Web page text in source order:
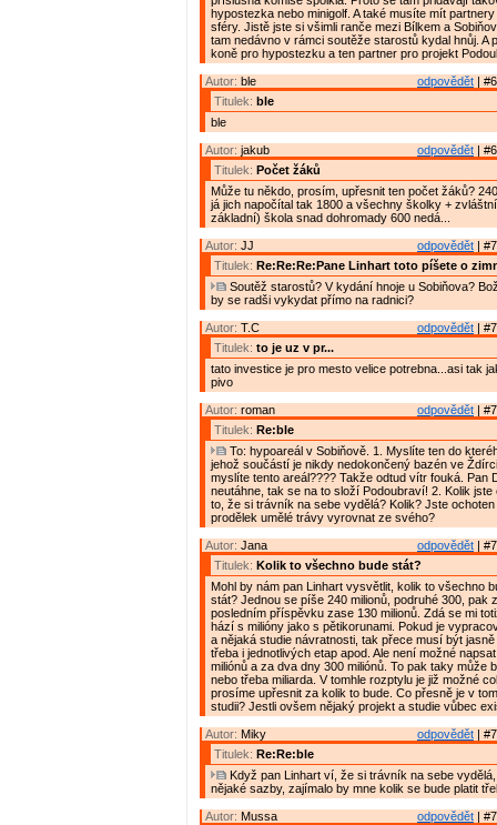
hypostezka nebo minigolf. A také musíte mít
sféry. Jistě jste si všimli ranče mezi Bílkem a
tam nedávno v rámci soutěže starostů kydal hnůj. A
koně pro hypostezku a ten partner pro projekt
odpovědět |
Autor: ble
Titulek: ble
ble
odpovědět |
Autor: jakub
Titulek: Počet žáků
Může tu někdo, prosím, upřesnit ten počet žáků?
já jich napočítal tak 1800 a všechny školky +
základní) škola snad dohromady 600 nedá...
odpovědět |
Autor: JJ
Titulek: Re:Re:Re:Pane Linhart toto píšete o
Soutěž starostů? V kydání hnoje u Sobiňova?
by se radši vykydat přímo na radnici?
odpovědět |
Autor: T.C
Titulek: to je uz v pr...
tato investice je pro mesto velice potrebna...asi tak
pivo
odpovědět |
Autor: roman
Titulek: Re:ble
To: hypoareál v Sobiňově. 1. Myslíte ten do
jehož součástí je nikdy nedokončený bazén ve
myslíte tento areál???? Takže odtud vítr fouká. Pan
neutáhne, tak se na to složí Podoubraví! 2. Kolik jste
to, že si trávník na sebe vydělá? Kolik? Jste
prodělek umělé trávy vyrovnat ze svého?
odpovědět |
Autor: Jana
Titulek: Kolik to všechno bude stát?
Mohl by nám pan Linhart vysvětlit, kolik to všechno
stát? Jednou se píše 240 milionů, podruhé 300, pak
posledním příspěvku zase 130 milionů. Zdá se mi
hází s milióny jako s pětikorunami. Pokud je
a nějaká studie návratnosti, tak přece musí být
třeba i jednotlivých etap apod. Ale není možné
miliónů a za dva dny 300 miliónů. To pak taky může
nebo třeba miliarda. V tomhle rozptylu je již možné
prosíme upřesnit za kolik to bude. Co přesně je v
studii? Jestli ovšem nějaký projekt a studie vůbec
odpovědět |
Autor: Miky
Titulek: Re:Re:ble
Když pan Linhart ví, že si trávník na sebe
nějaké sazby, zajímalo by mne kolik se bude platit
odpovědět |
Autor: Mussa